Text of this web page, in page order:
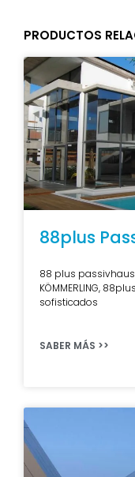
PRODUCTOS
88plus
88 plus
KÖMMERLING,
sofisticados
SABER MÁS >>